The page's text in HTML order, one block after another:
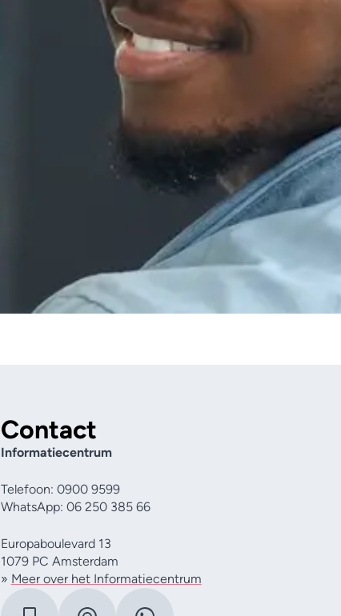
Contact
Informatiecentrum
Telefoon: 0900 9599
WhatsApp: 06 250 385 66
Europaboulevard 13
1079 PC Amsterdam
» Meer over het Informatiecentrum